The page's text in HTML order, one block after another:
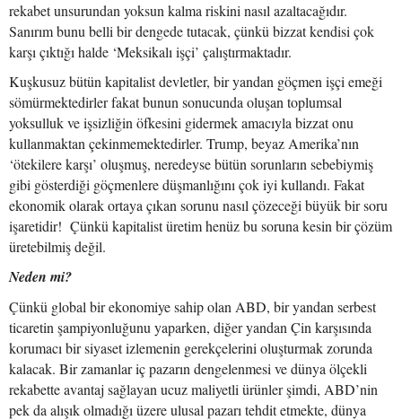
rekabet unsurundan yoksun kalma riskini nasıl azaltacağıdır.
Sanırım bunu belli bir dengede tutacak, çünkü bizzat kendisi çok
karşı çıktığı halde ‘Meksikalı işçi’ çalıştırmaktadır.
Kuşkusuz bütün kapitalist devletler, bir yandan göçmen işçi emeği
sömürmektedirler fakat bunun sonucunda oluşan toplumsal
yoksulluk ve işsizliğin öfkesini gidermek amacıyla bizzat onu
kullanmaktan çekinmemektedirler. Trump, beyaz Amerika’nın
‘ötekilere karşı’ oluşmuş, neredeyse bütün sorunların sebebiymiş
gibi gösterdiği göçmenlere düşmanlığını çok iyi kullandı. Fakat
ekonomik olarak ortaya çıkan sorunu nasıl çözeceği büyük bir soru
işaretidir! Çünkü kapitalist üretim henüz bu soruna kesin bir çözüm
üretebilmiş değil.
Neden mi?
Çünkü global bir ekonomiye sahip olan ABD, bir yandan serbest
ticaretin şampiyonluğunu yaparken, diğer yandan Çin karşısında
korumacı bir siyaset izlemenin gerekçelerini oluşturmak zorunda
kalacak. Bir zamanlar iç pazarın dengelenmesi ve dünya ölçekli
rekabette avantaj sağlayan ucuz maliyetli ürünler şimdi, ABD’nin
pek da alışık olmadığı üzere ulusal pazarı tehdit etmekte, dünya